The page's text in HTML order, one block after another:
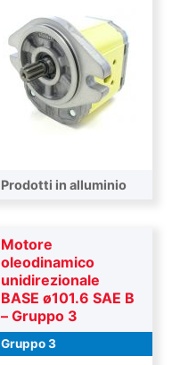
Prodotti in alluminio
Motore
oleodinamico
unidirezionale
BASE ø101.6 SAE B
– Gruppo 3
Gruppo 3